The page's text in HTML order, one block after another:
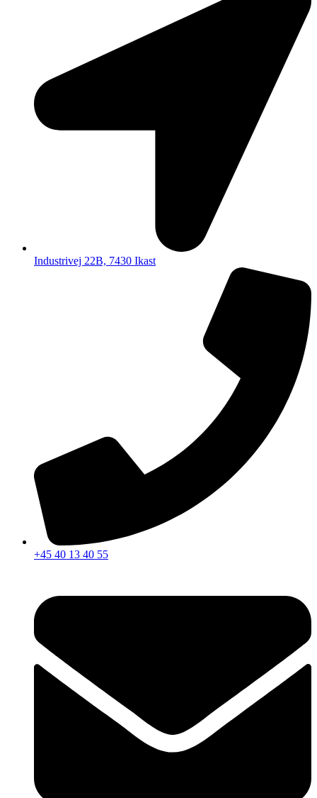
Industrivej 22B, 7430 Ikast
+45 40 13 40 55